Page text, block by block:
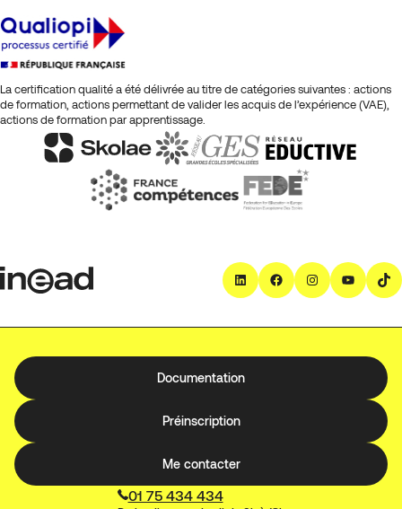
La certification qualité a été délivrée au titre de catégories suivantes : actions
de formation, actions permettant de valider les acquis de l’expérience (VAE),
actions de formation par apprentissage.
LinkedIn
Facebook
Documentation
Préinscription
Me contacter
01 75 434 434